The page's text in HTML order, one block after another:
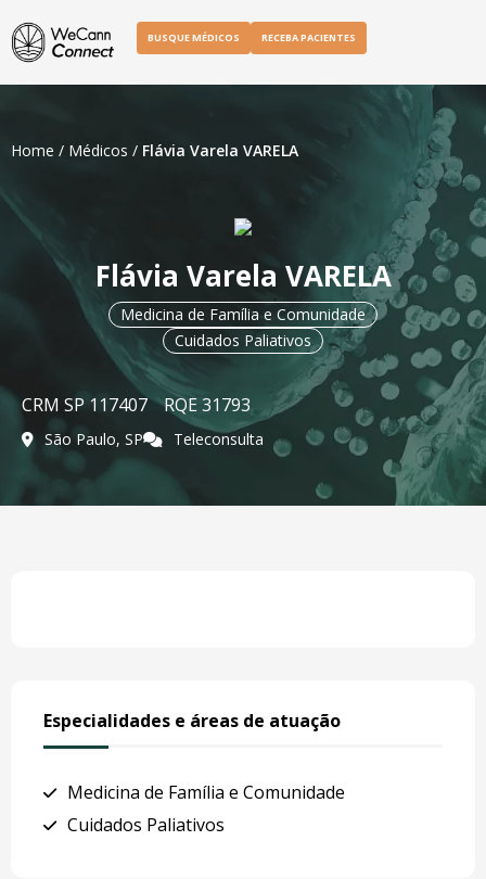
BUSQUE MÉDICOS RECEBA PACIENTES
Home / Médicos / Flávia Varela VARELA
Flávia Varela VARELA
Medicina de Família e Comunidade
Cuidados Paliativos
CRM SP 117407 RQE 31793
São Paulo, SP Teleconsulta
Especialidades e áreas de atuação
Medicina de Família e Comunidade
Cuidados Paliativos